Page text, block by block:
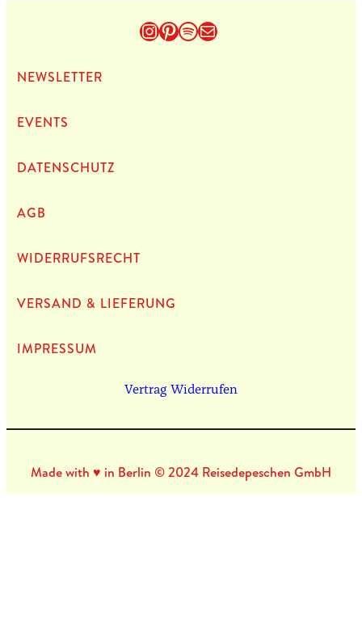
Instagram
Pinterest
Spotify
E-Mail
NEWS­LET­TER
EVENTS
DATEN­SCHUTZ
AGB
WIDERRUFSRECHT
VERSAND & LIEFERUNG
IMPRES­SUM
Vertrag Widerrufen
Made with ♥ in Berlin © 2024 Reisedepeschen GmbH